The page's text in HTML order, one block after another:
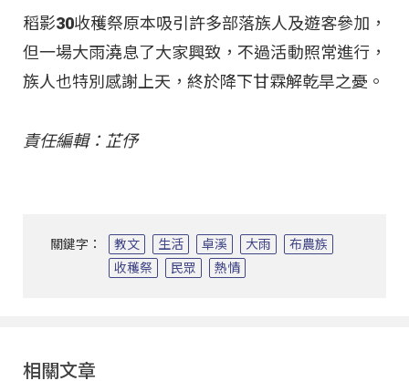
稻影30收穫祭原本吸引許多部落族人及遊客參加，
但一場大雨澆息了大家興致，不過活動照常進行，
族人也特別感謝上天，終於降下甘霖解乾旱之憂。
責任編輯：芷伃
關鍵字： 教文 生活 卓溪 大雨
布農族
收穫祭
民眾 熱情
相關文章